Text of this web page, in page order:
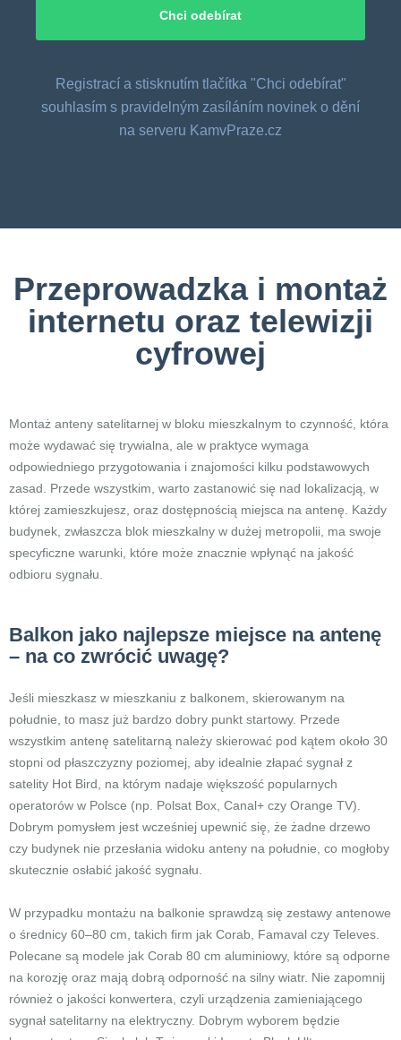
Registrací a stisknutím tlačítka "Chci odebírat"
souhlasím s pravidelným zasíláním novinek o dění
na serveru KamvPraze.cz
Przeprowadzka i montaż
internetu oraz telewizji
cyfrowej
Montaż anteny satelitarnej w bloku mieszkalnym to czynność, która
może wydawać się trywialna, ale w praktyce wymaga
odpowiedniego przygotowania i znajomości kilku podstawowych
zasad. Przede wszystkim, warto zastanowić się nad lokalizacją, w
której zamieszkujesz, oraz dostępnością miejsca na antenę. Każdy
budynek, zwłaszcza blok mieszkalny w dużej metropolii, ma swoje
specyficzne warunki, które może znacznie wpłynąć na jakość
odbioru sygnału.
Balkon jako najlepsze miejsce na antenę
– na co zwrócić uwagę?
Jeśli mieszkasz w mieszkaniu z balkonem, skierowanym na
południe, to masz już bardzo dobry punkt startowy. Przede
wszystkim antenę satelitarną należy skierować pod kątem około 30
stopni od płaszczyzny poziomej, aby idealnie złapać sygnał z
satelity Hot Bird, na którym nadaje większość popularnych
operatorów w Polsce (np. Polsat Box, Canal+ czy Orange TV).
Dobrym pomysłem jest wcześniej upewnić się, że żadne drzewo
czy budynek nie przesłania widoku anteny na południe, co mogłoby
skutecznie osłabić jakość sygnału.
W przypadku montażu na balkonie sprawdzą się zestawy antenowe
o średnicy 60–80 cm, takich firm jak Corab, Famaval czy Televes.
Polecane są modele jak Corab 80 cm aluminiowy, które są odporne
na korozję oraz mają dobrą odporność na silny wiatr. Nie zapomnij
również o jakości konwertera, czyli urządzenia zamieniającego
sygnał satelitarny na elektryczny. Dobrym wyborem będzie